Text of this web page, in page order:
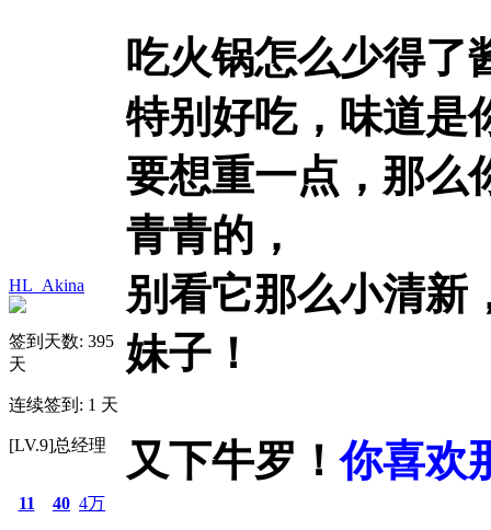
HL_Akina
签到天数: 395
天
连续签到: 1 天
[LV.9]总经理
11 40 4万
吃火锅怎么少得了
特别好吃，味道是
要想重一点，那么
青青的，
别看它那么小清新
妹子！
又下牛罗！你喜欢